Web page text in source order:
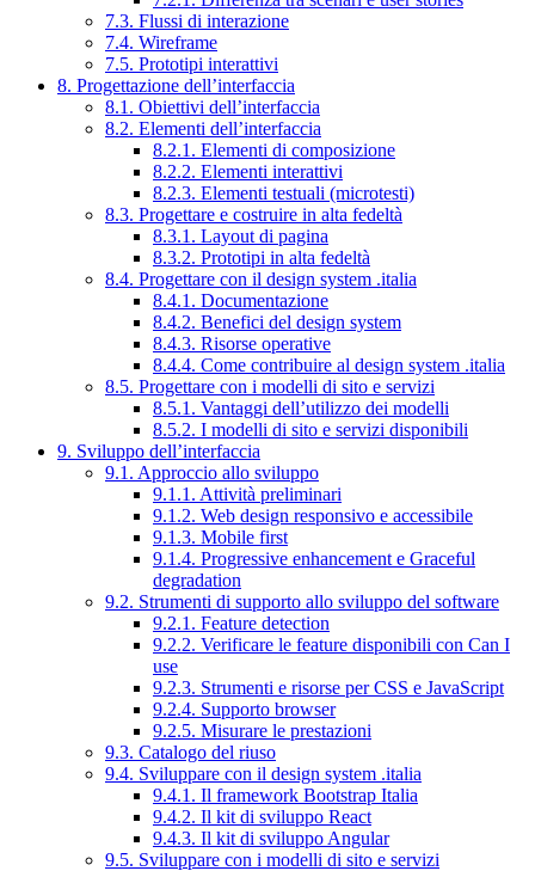
7.3. Flussi di interazione
7.4. Wireframe
7.5. Prototipi interattivi
8. Progettazione dell’interfaccia
8.1. Obiettivi dell’interfaccia
8.2. Elementi dell’interfaccia
8.2.1. Elementi di composizione
8.2.2. Elementi interattivi
8.2.3. Elementi testuali (microtesti)
8.3. Progettare e costruire in alta fedeltà
8.3.1. Layout di pagina
8.3.2. Prototipi in alta fedeltà
8.4. Progettare con il design system .italia
8.4.1. Documentazione
8.4.2. Benefici del design system
8.4.3. Risorse operative
8.4.4. Come contribuire al design system .italia
8.5. Progettare con i modelli di sito e servizi
8.5.1. Vantaggi dell’utilizzo dei modelli
8.5.2. I modelli di sito e servizi disponibili
9. Sviluppo dell’interfaccia
9.1. Approccio allo sviluppo
9.1.1. Attività preliminari
9.1.2. Web design responsivo e accessibile
9.1.3. Mobile first
9.1.4. Progressive enhancement e Graceful
degradation
9.2. Strumenti di supporto allo sviluppo del software
9.2.1. Feature detection
9.2.2. Verificare le feature disponibili con Can I
use
9.2.3. Strumenti e risorse per CSS e JavaScript
9.2.4. Supporto browser
9.2.5. Misurare le prestazioni
9.3. Catalogo del riuso
9.4. Sviluppare con il design system .italia
9.4.1. Il framework Bootstrap Italia
9.4.2. Il kit di sviluppo React
9.4.3. Il kit di sviluppo Angular
9.5. Sviluppare con i modelli di sito e servizi